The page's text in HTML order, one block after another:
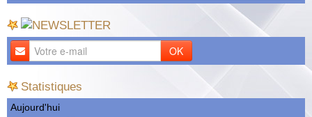
OK
Statistiques
Aujourd'hui